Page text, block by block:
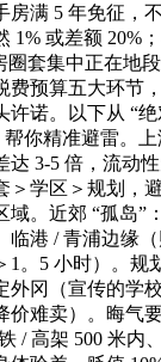
满 5 年免征，不
或差额 20%；
圈套集中正在地
费预算五大环节
许诺。以下从 “
你精准避雷。上
达 3-5 倍，流动
＞学区＞规划，
域。近郊 “孤岛”
临港 / 青浦边缘
1。5 小时）。规
外冈（宣传的学
价难卖）。晦气
/ 高架 500 米内